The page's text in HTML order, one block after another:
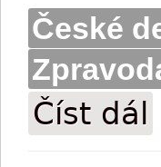
České
Číst dál